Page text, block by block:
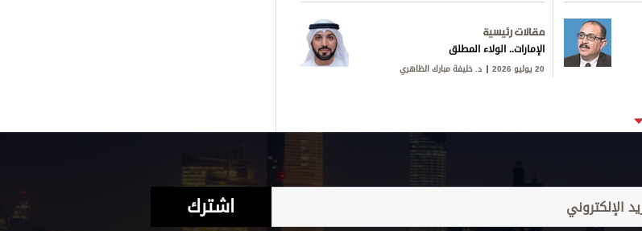
مقالات رئيسية
الإمارات.. الولاء المطلق
20 يوليو 2026 د. خليفة مبارك الظاهري
اشترك